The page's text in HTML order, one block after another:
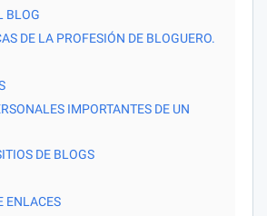
BLOG
DE LA PROFESIÓN DE BLOGUERO.
IMPORTANTES DE UN
DE BLOGS
ENLACES